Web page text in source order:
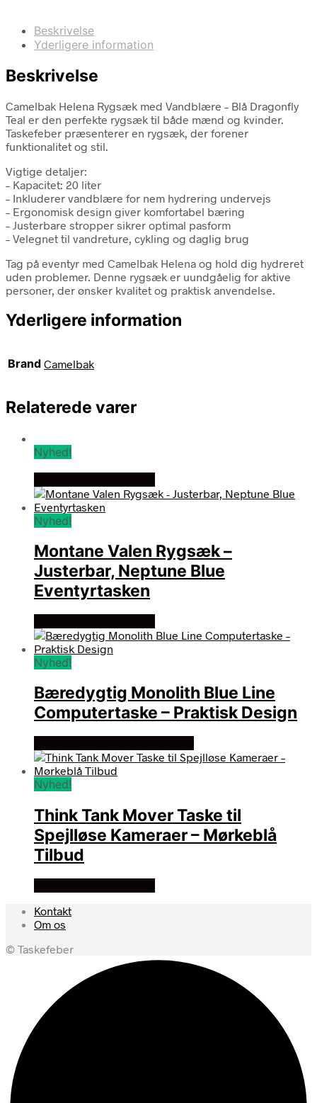
Beskrivelse
Yderligere information
Beskrivelse
Camelbak Helena Rygsæk med Vandblære – Blå Dragonfly
Teal er den perfekte rygsæk til både mænd og kvinder.
Taskefeber præsenterer en rygsæk, der forener
funktionalitet og stil.
Vigtige detaljer:
– Kapacitet: 20 liter
– Inkluderer vandblære for nem hydrering undervejs
– Ergonomisk design giver komfortabel bæring
– Justerbare stropper sikrer optimal pasform
– Velegnet til vandreture, cykling og daglig brug
Tag på eventyr med Camelbak Helena og hold dig hydreret
uden problemer. Denne rygsæk er uundgåelig for aktive
personer, der ønsker kvalitet og praktisk anvendelse.
Yderligere information
Brand Camelbak
Relaterede varer
Nyhed!
Nyhed!
Montane Valen Rygsæk –
Justerbar, Neptune Blue
Eventyrtasken
Nyhed!
Bæredygtig Monolith Blue Line
Computertaske – Praktisk Design
Nyhed!
Think Tank Mover Taske til
Spejlløse Kameraer – Mørkeblå
Tilbud
Kontakt
Om os
© Taskefeber